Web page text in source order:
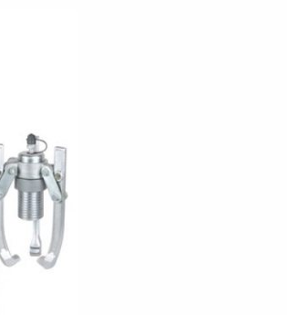
Зубила
пневматические